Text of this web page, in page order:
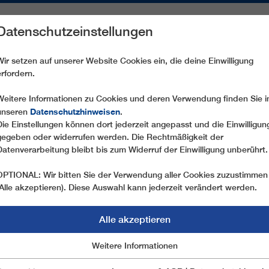
ERSATZTEILE SERVICE
SEILBAHN-KLASSIKER
22.06.2021
NEUES LEBEN FÜR
KLASSIKER
Vor 120 Jahren ereignete sich in der
Standseilbahn „Funicular del Tibidabo“ auf den
eine moderne Anbindung an den beliebten
Im Rahmen einer umfassenden Revitalisierung
setzen auf unserer Website Cookies ein, die deine Einwilligung
Informationen zu Cookies und deren Verwendung finden Sie
Datenschutzhinweisen.
Einstellungen können dort jederzeit angepasst und die
oder widerrufen werden. Die Rechtmäßigkeit der
bleibt bis zum Widerruf der Einwilligung unberührt.
Wir bitten Sie der Verwendung aller Cookies zuzustimmen
akzeptieren). Diese Auswahl kann jederzeit verändert werden.
Alle akzeptieren
Marketing
Weitere Informationen